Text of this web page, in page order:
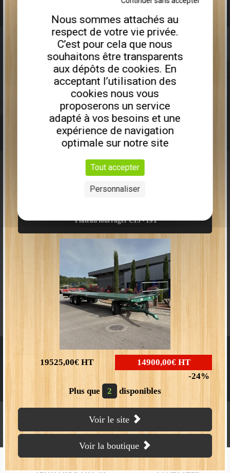
Remorque porte engin PEA675I
HT 6990,00€
Plus que
2 disponibles
Plateau fourrager C15 - 19T
19525,00€HT 14900,00€HT
24
Plus que
2 disponibles
Voir le site
Voir la boutique
PLATEAU FOURRAGER SEMI-PORTÉE S7
Homologué route Boutique en ligne Vidéo
CMS CONSTRUCTEUR
288 rue du stade
Nous sommes attachés au
respect de votre vie privée.
C’est pour cela que nous
souhaitons être transparents
aux dépôts de cookies. En
acceptant l’utilisation des
cookies nous vous
proposerons un service
adapté à vos besoins et une
expérience de navigation
optimale sur notre site
Tout accepter
Personnaliser